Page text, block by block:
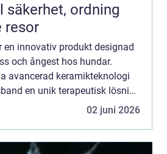
resor
en innovativ produkt designad
och ångest hos hundar.
avancerad keramikteknologi
en unik terapeutisk lösning
sin enkla...
02 juni 2026